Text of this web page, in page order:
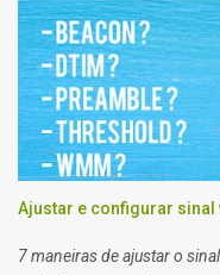
servidores via SSH (que
clientes eu consigo, e em
residencial as portas 21 e
445, 587, e 434, são
de outra forma eu teria que
Ajustar e configurar sinal
7 maneiras de ajustar o